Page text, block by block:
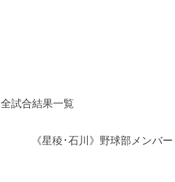
全試合結果一覧
《星稜･石川》野球部メンバー